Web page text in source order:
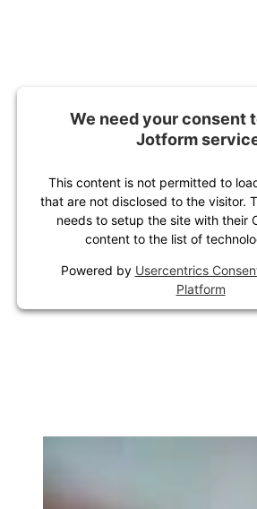
We need your consent
Jotform
This content is not permitted to
that are not disclosed to the visitor.
needs to setup the site with their
content to the list of
Powered by Usercentrics
Platform